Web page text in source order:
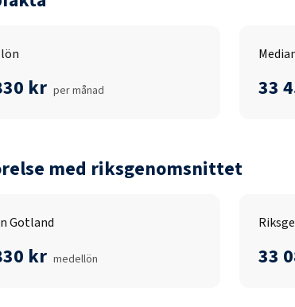
kr per månad 33
med riksgenomsnittet
Gotland
kr medellön 33